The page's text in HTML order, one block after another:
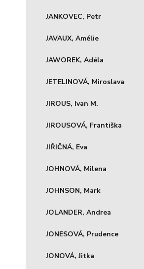
JANKOVEC, Petr
JAVAUX, Amélie
JAWOREK, Adéla
JETELINOVÁ, Miroslava
JIROUS, Ivan M.
JIROUSOVÁ, Františka
JIŘIČNÁ, Eva
JOHNOVÁ, Milena
JOHNSON, Mark
JOLANDER, Andrea
JONESOVÁ, Prudence
JONOVÁ, Jitka